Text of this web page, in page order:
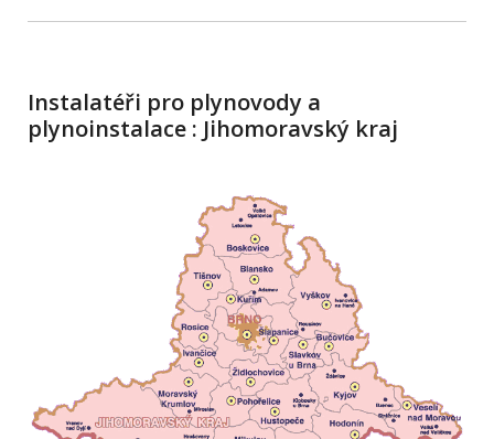
Instalatéři pro plynovody a
plynoinstalace : Jihomoravský kraj